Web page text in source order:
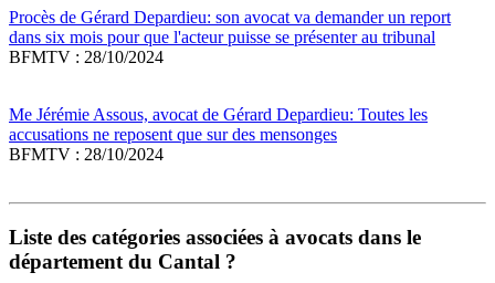
Procès de Gérard Depardieu: son avocat va demander un report
dans six mois pour que l'acteur puisse se présenter au tribunal
BFMTV : 28/10/2024
Me Jérémie Assous, avocat de Gérard Depardieu: Toutes les
accusations ne reposent que sur des mensonges
BFMTV : 28/10/2024
Liste des catégories associées à avocats dans le
département du Cantal ?